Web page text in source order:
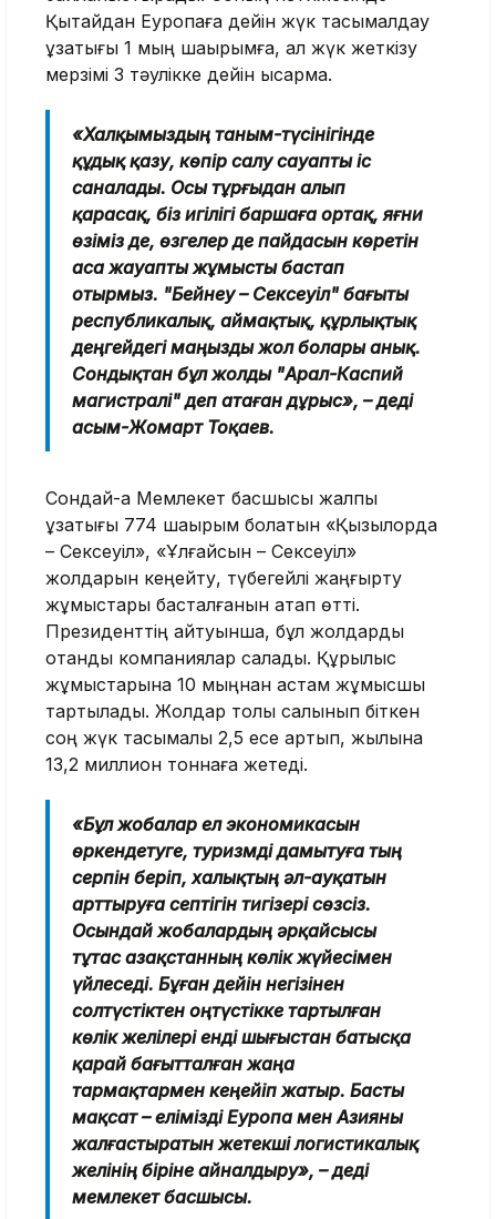
Қытайдан Еуропаға дейін жүк тасымалдау
ұзақтығы 1 мың шақырымға, ал жүк жеткізу
мерзімі 3 тәулікке дейін қысқармақ.
«Халқымыздың таным-түсінігінде
құдық қазу, көпір салу сауапты іс
саналады. Осы тұрғыдан алып
қарасақ, біз игілігі баршаға ортақ, яғни
өзіміз де, өзгелер де пайдасын көретін
аса жауапты жұмысты бастап
отырмыз. "Бейнеу – Сексеуіл" бағыты
республикалық, аймақтық, құрлықтық
деңгейдегі маңызды жол болары анық.
Сондықтан бұл жолды "Арал-Каспий
магистралі" деп атаған дұрыс», – деді
Қасым-Жомарт Тоқаев.
Сондай-ақ Мемлекет басшысы жалпы
ұзақтығы 774 шақырым болатын «Қызылорда
– Сексеуіл», «Ұлғайсын – Сексеуіл»
жолдарын кеңейту, түбегейлі жаңғырту
жұмыстары басталғанын атап өтті.
Президенттің айтуынша, бұл жолдарды
отандық компаниялар салады. Құрылыс
жұмыстарына 10 мыңнан астам жұмысшы
тартылады. Жолдар толық салынып біткен
соң жүк тасымалы 2,5 есе артып, жылына
13,2 миллион тоннаға жетеді.
«Бұл жобалар ел экономикасын
өркендетуге, туризмді дамытуға тың
серпін беріп, халықтың әл-ауқатын
арттыруға септігін тигізері сөзсіз.
Осындай жобалардың әрқайсысы
тұтас Қазақстанның көлік жүйесімен
үйлеседі. Бұған дейін негізінен
солтүстіктен оңтүстікке тартылған
көлік желілері енді шығыстан батысқа
қарай бағытталған жаңа
тармақтармен кеңейіп жатыр. Басты
мақсат – елімізді Еуропа мен Азияны
жалғастыратын жетекші логистикалық
желінің біріне айналдыру», – деді
мемлекет басшысы.